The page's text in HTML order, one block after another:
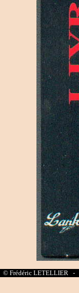
© Frédéric LETELLIER -